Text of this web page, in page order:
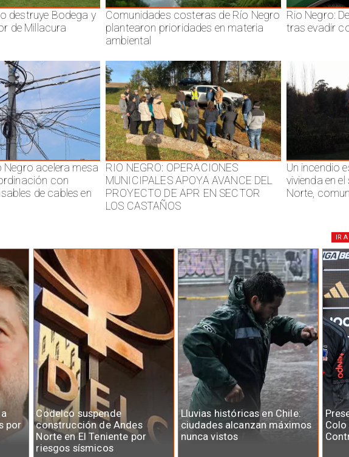
destruye Bodega y
de Millacura
Comunidades costeras de Río Negro
plantearon prioridades en materia
ambiental
Rio Negro:
tras evadir
Negro acelera mesa
con
de cables en
RIO NEGRO: OPERACIONES
MUNICIPALES APOYA AVANCE DEL
PROYECTO DE APR EN SECTOR
LOS CASTAÑOS
Un incendio
vivienda en
Norte,
por
Codelco suspende
construcción de Andes
Norte en El Teniente por
riesgos sísmicos
Lluvias históricas en Chile:
ciudades alcanzan máximos
nunca vistos
Colo
IR A